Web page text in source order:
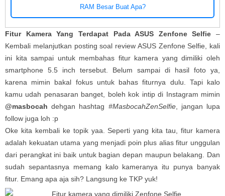
RAM Besar Buat Apa?
Fitur Kamera Yang Terdapat Pada ASUS Zenfone Selfie –
Kembali melanjutkan posting soal review ASUS Zenfone Selfie, kali
ini kita sampai untuk membahas fitur kamera yang dimiliki oleh
smartphone 5.5 inch tersebut. Belum sampai di hasil foto ya,
karena mimin bakal fokus untuk bahas fiturnya dulu. Tapi kalo
kamu udah penasaran banget, boleh kok intip di Instagram mimin
@masbocah dehgan hashtag #MasbocahZenSelfie, jangan lupa
follow juga loh :p
Oke kita kembali ke topik yaa. Seperti yang kita tau, fitur kamera
adalah kekuatan utama yang menjadi poin plus alias fitur unggulan
dari perangkat ini baik untuk bagian depan maupun belakang. Dan
sudah sepantasnya memang kalo kameranya itu punya banyak
fitur. Emang apa aja sih? Langsung ke TKP yuk!